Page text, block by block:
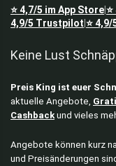
⭐4,7/5 im App Store⭐
4,9/5 Trustpilot ⭐4,9/
Keine Lust
Preis King ist euer
aktuelle Angebote,
Cashback und vieles
Angebote können kurz
und Preisänderungen